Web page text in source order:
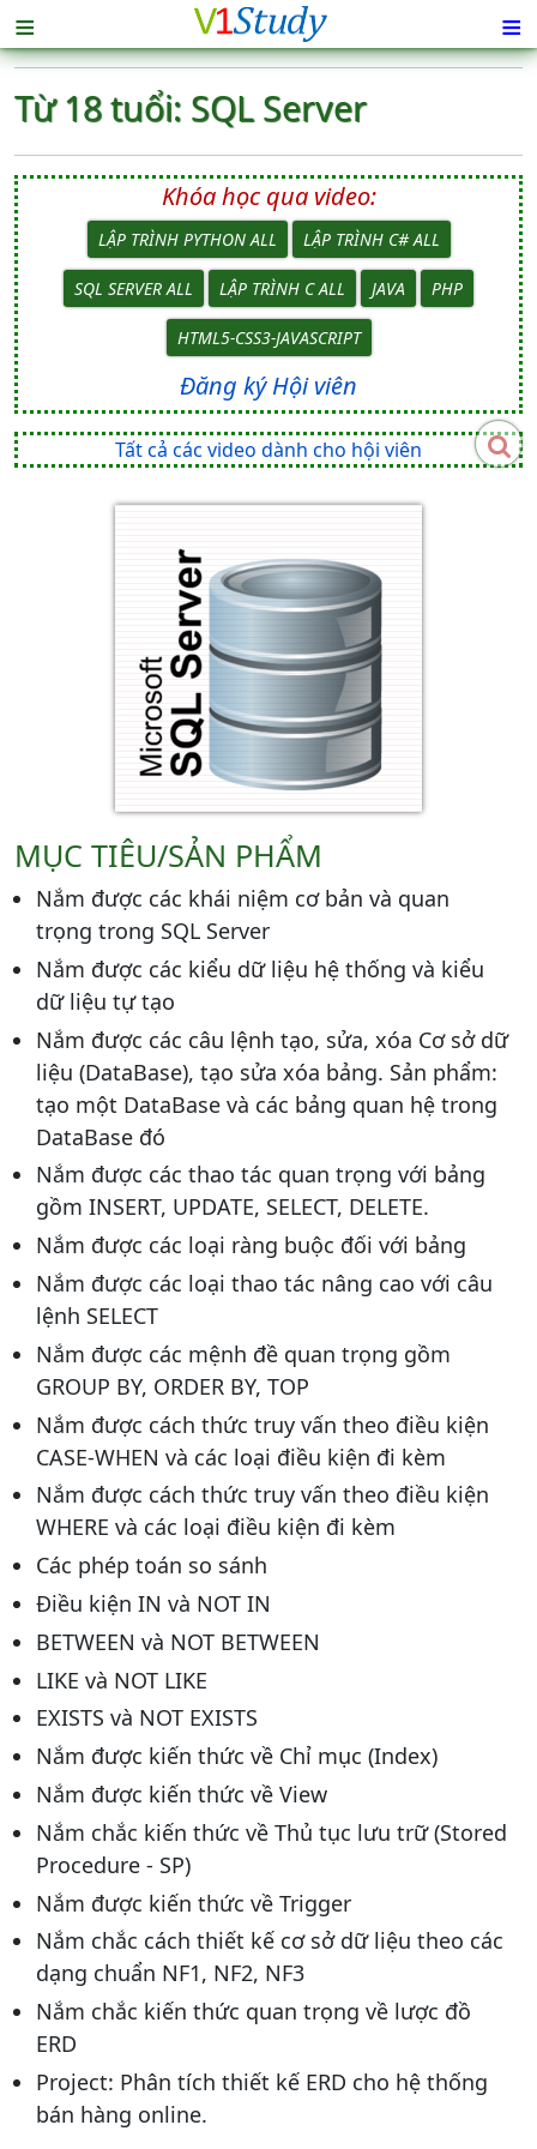
≡ ≡
Từ 18 tuổi: SQL Server
Khóa học qua video:
LẬP TRÌNH PYTHON ALL LẬP TRÌNH C# ALL
SQL SERVER ALL LẬP TRÌNH C ALL JAVA PHP
HTML5-CSS3-JAVASCRIPT
Đăng ký Hội viên
Tất cả các video dành cho hội viên
MỤC TIÊU/SẢN PHẨM
Nắm được các khái niệm cơ bản và quan
trọng trong SQL Server
Nắm được các kiểu dữ liệu hệ thống và kiểu
dữ liệu tự tạo
Nắm được các câu lệnh tạo, sửa, xóa Cơ sở dữ
liệu (DataBase), tạo sửa xóa bảng. Sản phẩm:
tạo một DataBase và các bảng quan hệ trong
DataBase đó
Nắm được các thao tác quan trọng với bảng
gồm INSERT, UPDATE, SELECT, DELETE.
Nắm được các loại ràng buộc đối với bảng
Nắm được các loại thao tác nâng cao với câu
lệnh SELECT
Nắm được các mệnh đề quan trọng gồm
GROUP BY, ORDER BY, TOP
Nắm được cách thức truy vấn theo điều kiện
CASE-WHEN và các loại điều kiện đi kèm
Nắm được cách thức truy vấn theo điều kiện
WHERE và các loại điều kiện đi kèm
Các phép toán so sánh
Điều kiện IN và NOT IN
BETWEEN và NOT BETWEEN
LIKE và NOT LIKE
EXISTS và NOT EXISTS
Nắm được kiến thức về Chỉ mục (Index)
Nắm được kiến thức về View
Nắm chắc kiến thức về Thủ tục lưu trữ (Stored
Procedure - SP)
Nắm được kiến thức về Trigger
Nắm chắc cách thiết kế cơ sở dữ liệu theo các
dạng chuẩn NF1, NF2, NF3
Nắm chắc kiến thức quan trọng về lược đồ
ERD
Project: Phân tích thiết kế ERD cho hệ thống
bán hàng online.